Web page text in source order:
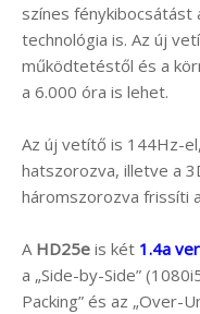
színes fénykibocsátást
technológia is. Az új
működtetéstől és a
a 6.000 óra is lehet.
Az új vetítő is 144Hz-
hatszorozva, illetve a
háromszorozva frissíti
A HD25e is két 1.4a
a „Side-by-Side”
Packing” és az „Over-